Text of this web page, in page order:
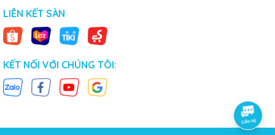
LIÊN KẾT SÀN
KẾT NỐI VỚI CHÚNG TÔI: